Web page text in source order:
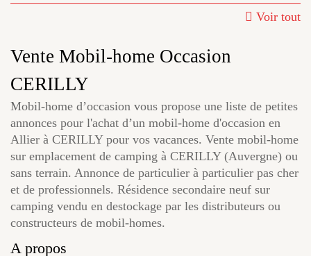
Voir tout
Vente Mobil-home Occasion
CERILLY
Mobil-home d’occasion vous propose une liste de petites
annonces pour l'achat d’un mobil-home d'occasion en
Allier à CERILLY pour vos vacances. Vente mobil-home
sur emplacement de camping à CERILLY (Auvergne) ou
sans terrain. Annonce de particulier à particulier pas cher
et de professionnels. Résidence secondaire neuf sur
camping vendu en destockage par les distributeurs ou
constructeurs de mobil-homes.
A propos